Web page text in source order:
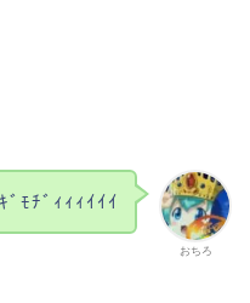
おちろ
ﾞﾓﾁﾞｨｨｨｲｲｲ